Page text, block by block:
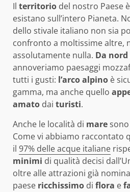
Il territorio del nostro Paese
esistano sull’intero Pianeta.
dello stivale italiano non sia
confronto a moltissime altre,
assolutamente nulla. Da nord
annoveriamo paesaggi
tutti i gusti: l’arcoalpino è
gamma, ma anche quello
amato dai turisti.
Anche le località di maresono
Come vi abbiamo raccontato
il 97% delle acque italiane
minimi di qualità decisi
oltre alle attrazioni già
paese ricchissimo di flora e